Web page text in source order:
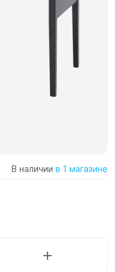
В наличии в 1 магазине